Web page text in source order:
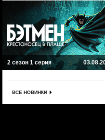
2 сезон 1 серия
ВСЕ НОВИНКИ